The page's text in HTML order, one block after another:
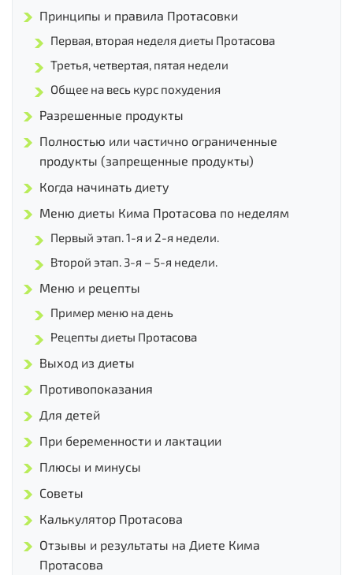
Принципы и правила Протасовки
Первая, вторая неделя диеты Протасова
Третья, четвертая, пятая недели
Общее на весь курс похудения
Разрешенные продукты
Полностью или частично ограниченные
продукты (запрещенные продукты)
Когда начинать диету
Меню диеты Кима Протасова по неделям
Первый этап. 1-я и 2-я недели.
Второй этап. 3-я – 5-я недели.
Меню и рецепты
Пример меню на день
Рецепты диеты Протасова
Выход из диеты
Противопоказания
Для детей
При беременности и лактации
Плюсы и минусы
Советы
Калькулятор Протасова
Отзывы и результаты на Диете Кима
Протасова